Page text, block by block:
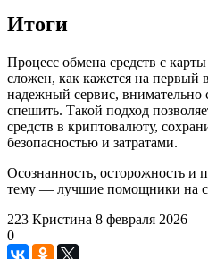
Итоги
Процесс обмена средств с
сложен, как кажется на первый
надежный сервис, внимательно
спешить. Такой подход
средств в криптовалюту,
безопасностью и затратами.
Осознанность, осторожность и
тему — лучшие помощники на
223 Кристина 8 февраля 2026
0